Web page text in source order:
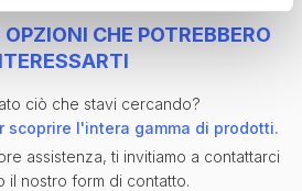
CHE POTREBBERO
ciò che stavi cercando?
scoprire l'intera gamma di prodotti.
assistenza, ti invitiamo a contattarci
il nostro form di contatto.